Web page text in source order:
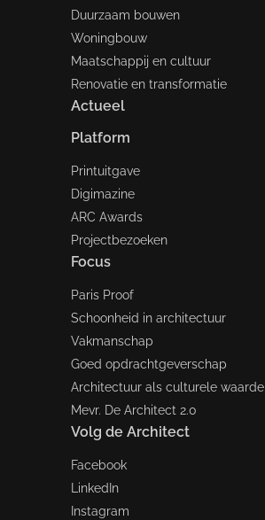
Duurzaam bouwen
Woningbouw
Maatschappij en cultuur
Renovatie en transformatie
Actueel
Platform
Printuitgave
Digimazine
ARC Awards
Projectbezoeken
Focus
Paris Proof
Schoonheid in architectuur
Vakmanschap
Goed opdrachtgeverschap
Architectuur als culturele waarde
Mevr. De Architect 2.0
Volg de Architect
Facebook
LinkedIn
Instagram